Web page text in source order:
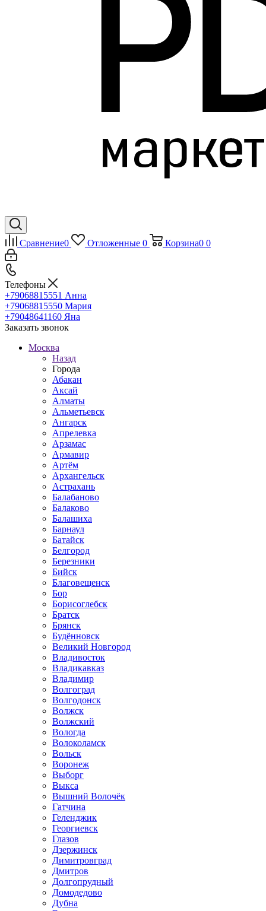
Сравнение0 Отложенные 0 Корзина0 0
Телефоны
+79068815551 Анна
+79068815550 Мария
+79048641160 Яна
Заказать звонок
Москва
Назад
Города
Абакан
Аксай
Алматы
Альметьевск
Ангарск
Апрелевка
Арзамас
Армавир
Артём
Архангельск
Астрахань
Балабаново
Балаково
Балашиха
Барнаул
Батайск
Белгород
Березники
Бийск
Благовещенск
Бор
Борисоглебск
Братск
Брянск
Будённовск
Великий Новгород
Владивосток
Владикавказ
Владимир
Волгоград
Волгодонск
Волжск
Волжский
Вологда
Волоколамск
Вольск
Воронеж
Выборг
Выкса
Вышний Волочёк
Гатчина
Геленджик
Георгиевск
Глазов
Дзержинск
Димитровград
Дмитров
Долгопрудный
Домодедово
Дубна